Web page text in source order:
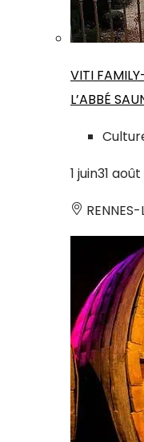
VITI
L’ABBÉ
1 juin31 août